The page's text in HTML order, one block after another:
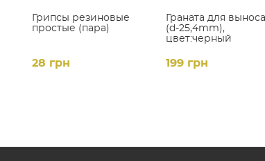
Грипсы резиновые
простые (пара)
28 грн
Граната для выноса
(d-25,4mm),
цвет:черный
199 грн